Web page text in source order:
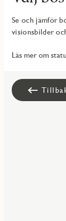
Se och jämför
visionsbilder
Läs mer om